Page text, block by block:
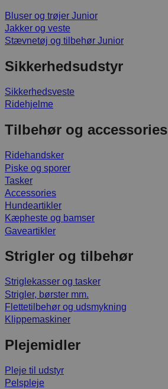
Bluser og trøjer Junior
Jakker og veste
Stævnetøj og tilbehør Junior
Sikkerhedsudstyr
Sikkerhedsveste
Ridehjelme
Tilbehør og accessories
Ridehandsker
Piske og sporer
Tasker
Accessories
Hundeartikler
Kæpheste og bamser
Gaveartikler
Strigler og tilbehør
Striglekasser og tasker
Strigler, børster mm.
Flettetilbehør og udsmykning
Klippemaskiner
Plejemidler
Pleje til udstyr
Pelspleje